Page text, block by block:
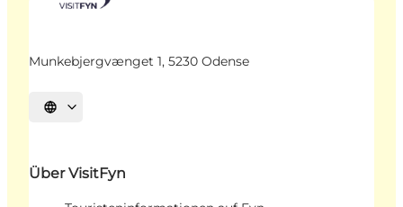
Munkebjergvænget 1, 5230 Odense
Sprache auswählen
Über VisitFyn